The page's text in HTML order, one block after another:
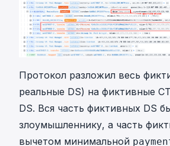
Протокол разложил весь
реальные DS) на фиктивные
DS. Вся часть фиктивных DS
злоумышленнику, а часть
вычетом минимальной